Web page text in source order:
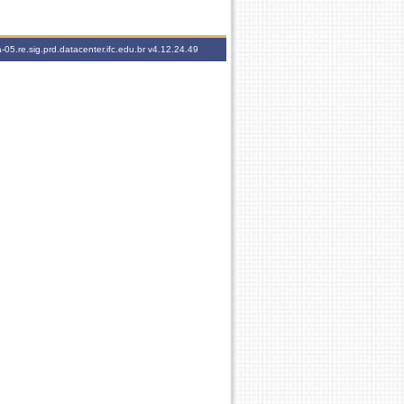
05.re.sig.prd.datacenter.ifc.edu.brv4.12.24.49